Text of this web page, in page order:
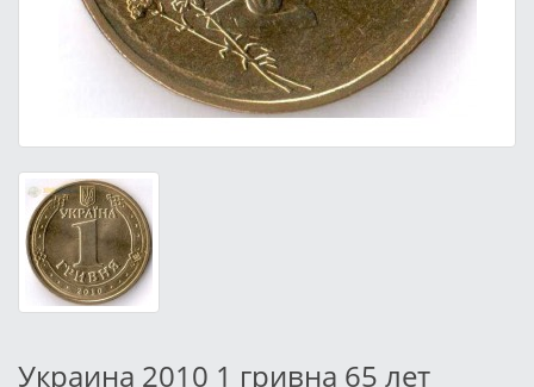
Украина 2010 1 гривна 65 лет